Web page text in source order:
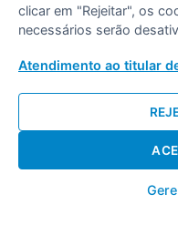
clicar em "Rejeitar", os
necessários serão
Atendimento ao titular